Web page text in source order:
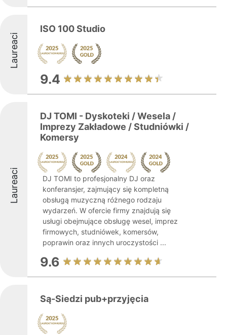
Laureaci
ISO 100 Studio
9.4
Laureaci
DJ TOMI - Dyskoteki / Wesela /
Imprezy Zakładowe / Studniówki /
Komersy
DJ TOMI to profesjonalny DJ oraz
konferansjer, zajmujący się kompletną
obsługą muzyczną różnego rodzaju
wydarzeń. W ofercie firmy znajdują się
usługi obejmujące obsługę wesel, imprez
firmowych, studniówek, komersów,
poprawin oraz innych uroczystości ...
9.6
Są-Siedzi pub+przyjęcia